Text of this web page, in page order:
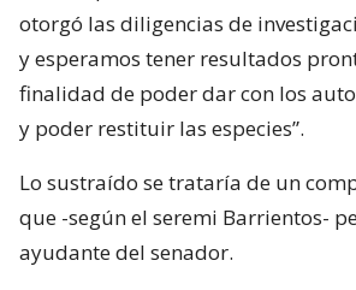
otorgó las diligencias de
y esperamos tener resultados
finalidad de poder dar con los
y poder restituir las especies”.
Lo sustraído se trataría de un
que -según el seremi Barrientos-
ayudante del senador.